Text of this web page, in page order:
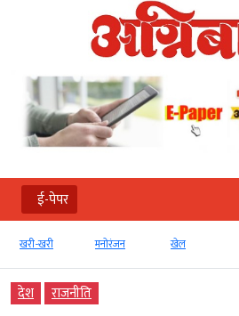
ई-पेपर
खरी-खरी मनोरंजन खेल
देश राजनीति